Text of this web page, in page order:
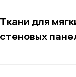
Ткани для
стеновых